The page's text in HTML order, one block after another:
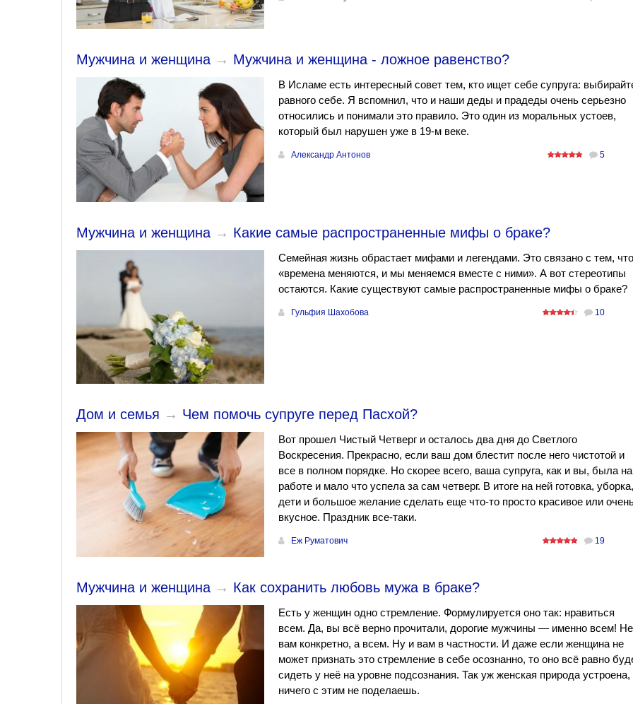
Мужчина и женщина → Мужчина и женщина - ложное равенство?
В Исламе есть интересный совет тем, кто ищет себе супруга:
равного себе. Я вспомнил, что и наши деды и прадеды очень серьезно
относились и понимали это правило. Это один из моральных устоев,
который был нарушен уже в 19-м веке.
Александр Антонов 5
Мужчина и женщина → Какие самые распространенные мифы о браке?
Семейная жизнь обрастает мифами и легендами. Это связано с тем, что
«времена меняются, и мы меняемся вместе с ними». А вот стереотипы
остаются. Какие существуют самые распространенные мифы о браке?
Гульфия Шахобова 10
Дом и семья → Чем помочь супруге перед Пасхой?
Вот прошел Чистый Четверг и осталось два дня до Светлого
Воскресения. Прекрасно, если ваш дом блестит после него чистотой и
все в полном порядке. Но скорее всего, ваша супруга, как и вы, была на
работе и мало что успела за сам четверг. В итоге на ней готовка, уборка,
дети и большое желание сделать еще что-то просто красивое или
вкусное. Праздник все-таки.
Еж Руматович 19
Мужчина и женщина → Как сохранить любовь мужа в браке?
Есть у женщин одно стремление. Формулируется оно так: нравиться
всем. Да, вы всё верно прочитали, дорогие мужчины — именно всем! Не
вам конкретно, а всем. Ну и вам в частности. И даже если женщина не
может признать это стремление в себе осознанно, то оно всё равно
сидеть у неё на уровне подсознания. Так уж женская природа устроена,
ничего с этим не поделаешь.